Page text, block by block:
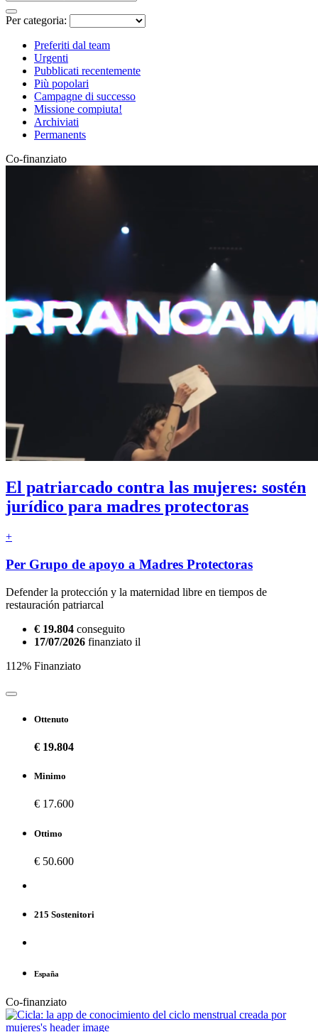
Per categoria:
Preferiti dal team
Urgenti
Pubblicati recentemente
Più popolari
Campagne di successo
Missione compiuta!
Archiviati
Permanents
Co-finanziato
El patriarcado contra las mujeres: sostén
jurídico para madres protectoras
+
Per Grupo de apoyo a Madres Protectoras
Defender la protección y la maternidad libre en tiempos de
restauración patriarcal
€ 19.804 conseguito
17/07/2026 finanziato il
112% Finanziato
Ottenuto
€ 19.804
Minimo
€ 17.600
Ottimo
€ 50.600
215 Sostenitori
España
Co-finanziato